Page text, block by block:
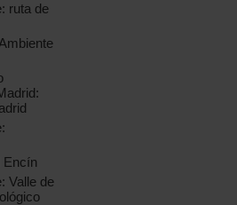
ruta de
Encín
Valle de